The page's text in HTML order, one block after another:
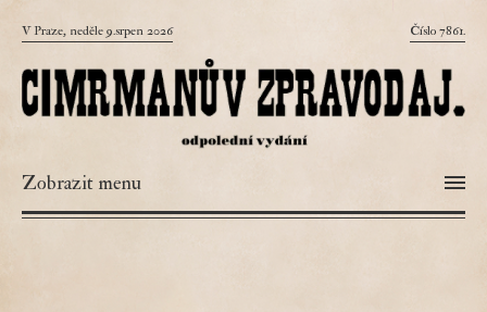
V Praze, neděle 9.srpen 2026 Číslo 7861.
Zobrazit menu